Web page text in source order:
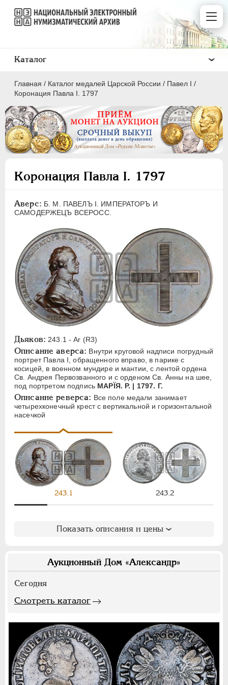
Главная / Каталог медалей Царской России / Павел I /
Коронация Павла I. 1797
Коронация Павла I. 1797
Аверс: Б. M. ПАВЕЛЪ I. ИМПЕРАТОРЪ И
САМОДЕРЖЕЦЪ ВСЕРОСС.
Дьяков: 243.1 - Ar (R3)
Описание аверса: Внутри круговой надписи погрудный
портрет Павла I, обращенного вправо, в парике с
косицей, в военном мундире и мантии, с лентой ордена
Св. Андрея Первозванного и с орденом Св. Анны на шее,
под портретом подпись МАРÏЯ. Р. | 1797. Г.
Описание реверса: Все поле медали занимает
четырехконечный крест с вертикальной и горизонтальной
насечкой
243.1 243.2
Показать описания и цены
Аукционный Дом «Александр»
Сегодня
Смотреть каталог
Каталог
ВСЕ
ЕКАТЕРИНА I 1725-1727
АННА ИОАННОВНА 1730-1740
ИОАНН АНТОНОВИЧ
ЕЛИЗАВЕТА 1741-1762
ПЕТР III 1762-1762
ЕКАТЕРИНА II 1762-1796
ПАВЕЛ I 1796-1801
Латинская надпись
B C D E G I
P
Русская надпись
А Б Г Д З И К М
Н
П
Я
Цифры
АЛЕКСАНДР I 1801-1825
НИКОЛАЙ I
1826-1855
АЛЕКСАНДР II 1855-1881
НИКОЛАЙ II